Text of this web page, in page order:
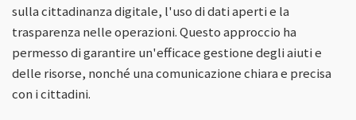
sulla cittadinanza digitale, l'uso di dati aperti e la
trasparenza nelle operazioni. Questo approccio ha
permesso di garantire un'efficace gestione degli aiuti e
delle risorse, nonché una comunicazione chiara e precisa
con i cittadini.